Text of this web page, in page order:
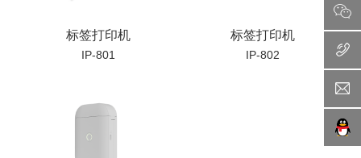
标签打印机
IP-801
标签打印机
IP-802